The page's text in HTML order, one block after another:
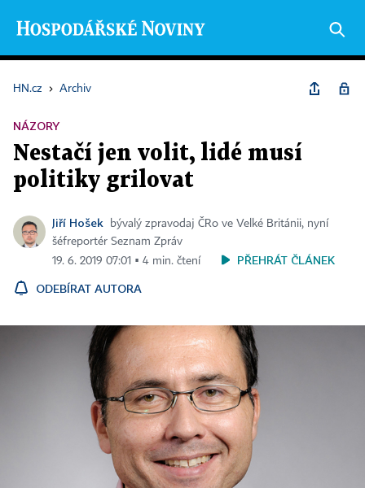
HN.cz › Archiv
NÁZORY
Nestačí jen volit, lidé musí
politiky grilovat
Jiří Hošek
bývalý zpravodaj ČRo ve Velké Británii, nyní
šéfreportér Seznam Zpráv
19. 6. 2019 07:01 ▪ 4 min. čtení
PŘEHRÁT ČLÁNEK
ODEBÍRAT AUTORA